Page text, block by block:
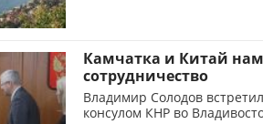
Камчатка и Китай
сотрудничество
Владимир Солодов
консулом КНР во